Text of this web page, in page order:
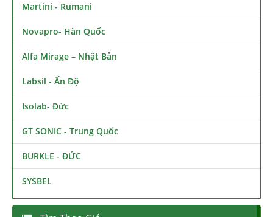
Martini - Rumani
Novapro- Hàn Quốc
Alfa Mirage – Nhật Bản
Labsil - Ấn Độ
Isolab- Đức
GT SONIC - Trung Quốc
BURKLE - ĐỨC
SYSBEL